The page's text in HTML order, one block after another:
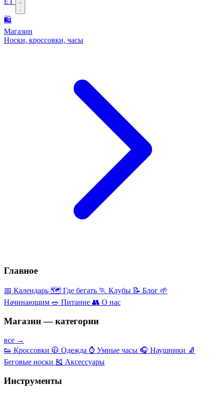
🛍️
Магазин
Носки, кроссовки, часы
Главное
📅 Календарь 🗺️ Где бегать 🏃 Клубы 📝 Блог 🌱
Начинающим 🥗 Питание 👥 О нас
Магазин — категории
все →
👟 Кроссовки 🧥 Одежда ⌚ Умные часы 🎧 Наушники 🧦
Беговые носки 🎽 Аксессуары
Инструменты